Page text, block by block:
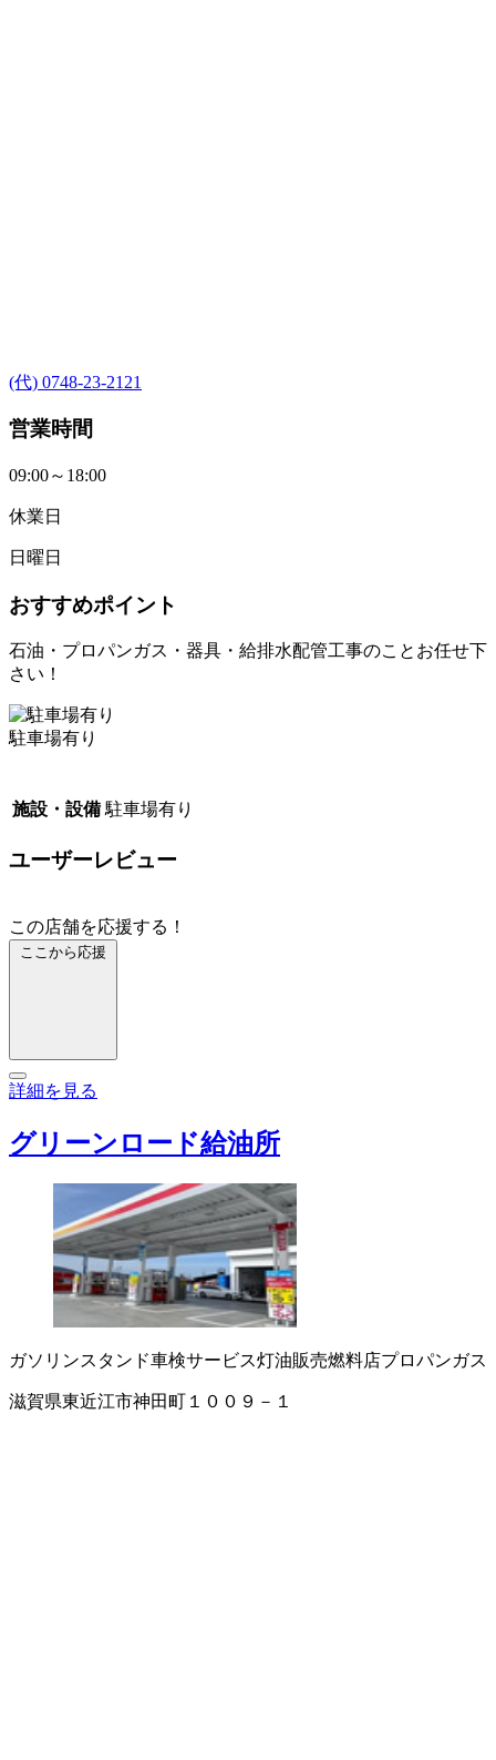
(代) 0748-23-2121
営業時間
09:00～18:00
休業日
日曜日
おすすめポイント
石油・プロパンガス・器具・給排水配管工事のことお任せ下
さい！
駐車場有り
施設・設備 駐車場有り
ユーザーレビュー
この店舗を応援する！
ここから応援
詳細を見る
グリーンロード給油所
ガソリンスタンド車検サービス灯油販売燃料店プロパンガス
滋賀県東近江市神田町１００９－１